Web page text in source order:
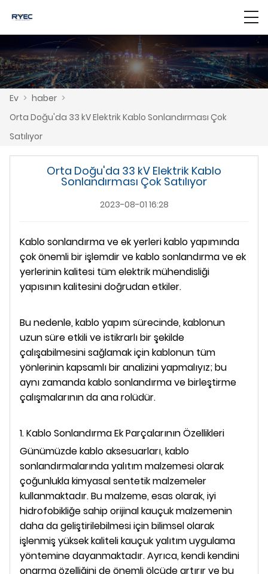
Ev > haber >
Orta Doğu'da 33 kV Elektrik Kablo Sonlandırması Çok
Satılıyor
Orta Doğu'da 33 kV Elektrik Kablo
Sonlandırması Çok Satılıyor
2023-08-01 16:28
Kablo sonlandırma ve ek yerleri kablo yapımında
çok önemli bir işlemdir ve kablo sonlandırma ve ek
yerlerinin kalitesi tüm elektrik mühendisliği
yapısının kalitesini doğrudan etkiler.
Bu nedenle, kablo yapım sürecinde, kablonun
uzun süre etkili ve istikrarlı bir şekilde
çalışabilmesini sağlamak için kablonun tüm
yönlerinin kapsamlı bir analizini yapmalıyız; bu
aynı zamanda kablo sonlandırma ve birleştirme
çalışmalarının da ana rolüdür.
1. Kablo Sonlandırma Ek Parçalarının Özellikleri
Günümüzde kablo aksesuarları, kablo
sonlandırmalarında yalıtım malzemesi olarak
çoğunlukla kimyasal sentetik malzemeler
kullanmaktadır. Bu malzeme, esas olarak, iyi
hidrofobikliğe sahip orijinal kauçuk malzemenin
daha da geliştirilebilmesi için bilimsel olarak
işlenmiş yüksek kaliteli kauçuk yalıtım uygulama
yöntemine dayanmaktadır. Ayrıca, kendi kendini
onarma özelliğini de önemli ölçüde artırır ve bu